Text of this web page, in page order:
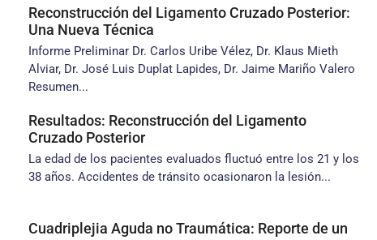
Reconstrucción del Ligamento Cruzado Posterior:
Una Nueva Técnica
Informe Preliminar Dr. Carlos Uribe Vélez, Dr. Klaus Mieth
Alviar, Dr. José Luis Duplat Lapides, Dr. Jaime Mariño Valero
Resumen...
Resultados: Reconstrucción del Ligamento
Cruzado Posterior
La edad de los pacientes evaluados fluctuó entre los 21 y los
38 años. Accidentes de tránsito ocasionaron la lesión...
Cuadriplejia Aguda no Traumática: Reporte de un